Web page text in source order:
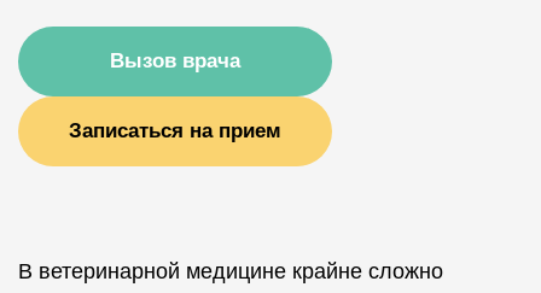
Вызов врача
Записаться на прием
В ветеринарной медицине крайне сложно